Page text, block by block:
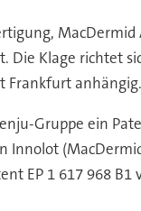
Klage richtet
Frankfurt anhängig.
Gruppe ein
EP 1 617 968